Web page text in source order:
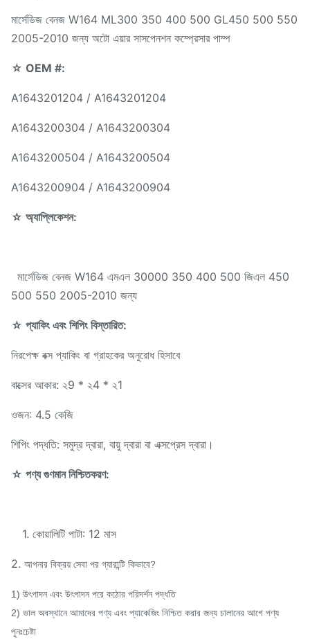
মার্সেডিজ বেনজ W164 ML300 350 400 500 GL450 500 550
2005-2010 জন্য অটো এয়ার সাসপেনশন কম্প্রেসার পাম্প
☆ OEM #:
A1643201204 / A1643201204
A1643200304 / A1643200304
A1643200504 / A1643200504
A1643200904 / A1643200904
☆ অ্যাপ্লিকেশন:
মার্সেডিজ বেনজ W164 এমএল 30000 350 400 500 জিএল 450
500 550 2005-2010 জন্য
☆ প্যাকিং এবং শিপিং বিস্তারিত:
নিরপেক্ষ বক্স প্যাকিং বা গ্রাহকের অনুরোধ হিসাবে
বাক্সের আকার: ২9 * ২4 * ২1
ওজন: 4.5 কেজি
শিপিং পদ্ধতি: সমুদ্র দ্বারা, বায়ু দ্বারা বা এক্সপ্রেস দ্বারা।
☆ পণ্য গুণমান নিশ্চিতকরণ:
1. কোয়ালিটি পাটা: 12 মাস
2. আপনার বিক্রয় সেবা পর গ্যারান্টি কিভাবে?
1) উৎপাদন এবং উৎপাদন পরে কঠোর পরিদর্শন পদ্ধতি
2) ভাল অবস্থানে আমাদের পণ্য এবং প্যাকেজিং নিশ্চিত করার জন্য চালানের আগে পণ্য
পুনঃচেষ্টা